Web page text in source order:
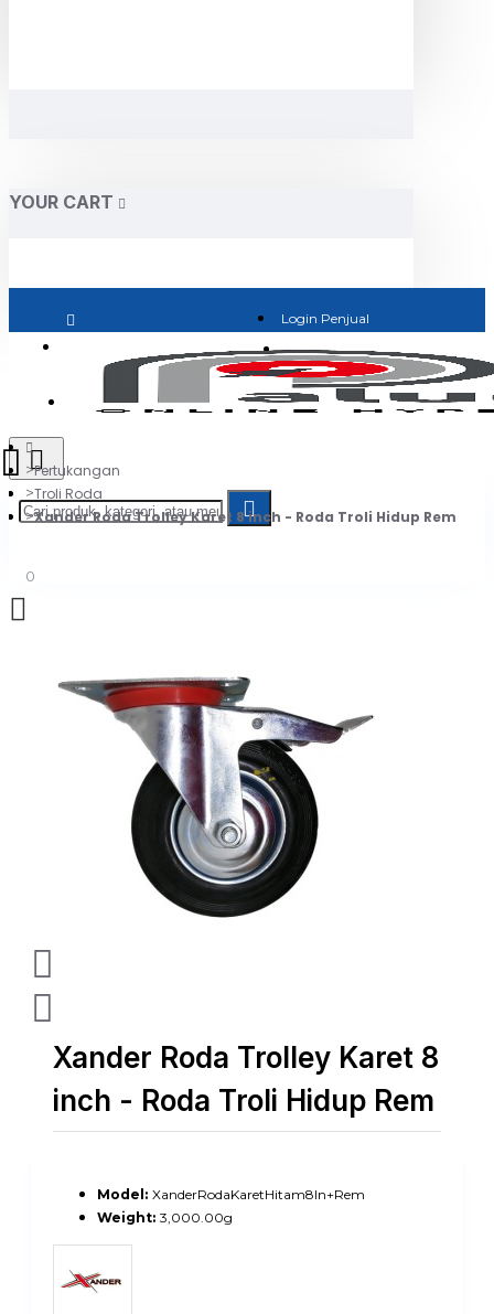
YOUR CART
Login Penjual
Jadi Penjual
0
Pertukangan
Troli Roda
Xander Roda Trolley Karet 8 inch - Roda Troli Hidup Rem
Xander Roda Trolley Karet 8
inch - Roda Troli Hidup Rem
Model: XanderRodaKaretHitam8In+Rem
Weight: 3,000.00g